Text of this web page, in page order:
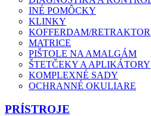
INÉ POMÔCKY
KLINKY
KOFFERDAM/RETRAKTOR
MATRICE
PIŠTOLE NA AMALGÁM
ŠTETČEKY A APLIKÁTORY
KOMPLEXNÉ SADY
OCHRANNÉ OKULIARE
PRÍSTROJE